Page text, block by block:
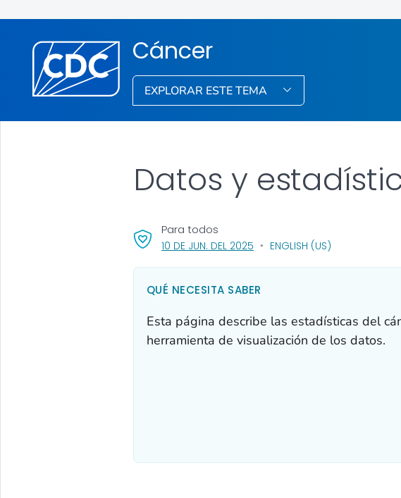
Cáncer
EXPLORAR ESTE TEMA
Datos y
10 DE JUN. DEL 2025, VISIT LINK FOR DETAILS.
ENGLISH (US)
Para todos
QUÉ NECESITA SABER
Esta página describe las estadísticas del
herramienta de visualización de los datos.